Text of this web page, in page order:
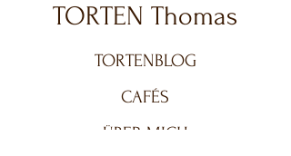
TORTEN Thomas
TORTENBLOG
CAFÉS
ÜBER MICH